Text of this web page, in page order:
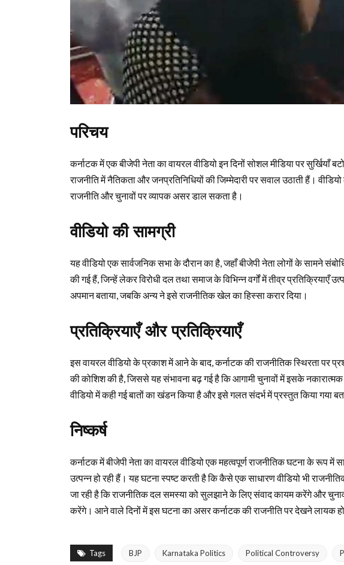
परिचय
कर्नाटक में एक बीजेपी नेता का वायरल वीडियो इन दिनों सोशल मीडिया पर सुर्खियाँ
राजनीति में नैतिकता और जनप्रतिनिधियों की जिम्मेदारी पर सवाल उठाती हैं।
राजनीति और चुनावों पर व्यापक असर डाल सकता है।
वीडियो की सामग्री
यह वीडियो एक सार्वजनिक सभा के दौरान का है, जहाँ बीजेपी नेता लोगों के सामने
की गई हैं, जिन्हें लेकर विरोधी दल तथा समाज के विभिन्न वर्गों में तीव्र प्रतिक्रियाएँ
अपमान बताया, जबकि अन्य ने इसे राजनीतिक खेल का हिस्सा करार दिया।
प्रतिक्रियाएँ और प्रतिक्रियाएँ
इस वायरल वीडियो के प्रकाश में आने के बाद, कर्नाटक की राजनीतिक स्थिरता पर
की कोशिश की है, जिससे यह संभावना बढ़ गई है कि आगामी चुनावों में इसके
वीडियो में कही गई बातों का खंडन किया है और इसे गलत संदर्भ में प्रस्तुत किया गया
निष्कर्ष
कर्नाटक में बीजेपी नेता का वायरल वीडियो एक महत्वपूर्ण राजनीतिक घटना के रूप
उत्पन्न हो रही हैं। यह घटना स्पष्ट करती है कि कैसे एक साधारण वीडियो भी
जा रही है कि राजनीतिक दल समस्या को सुलझाने के लिए संवाद कायम करेंगे और
करेंगे। आने वाले दिनों में इस घटना का असर कर्नाटक की राजनीति पर देखने लायक
Tags BJP Karnataka Politics Political Controversy